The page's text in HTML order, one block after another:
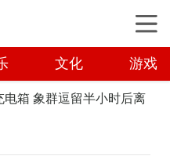
文化 游戏
箱 象群逗留半小时后离